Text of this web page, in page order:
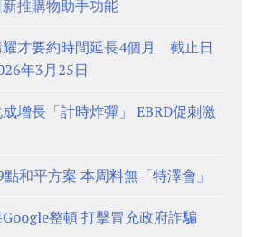
推購物助手功能
耀才要約時間延長4個月 截止日
年3月25日
增長「計時炸彈」 EBRD促刺激
和平方案 本周料無「特澤會」
整頓 打擊冒充政府詐騙